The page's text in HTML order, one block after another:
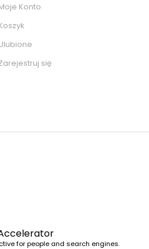
Konto
się
for people and search engines.